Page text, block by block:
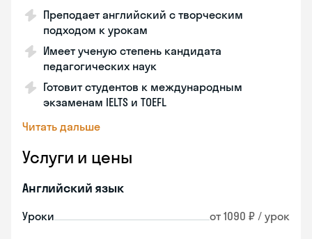
Преподает английский с творческим
подходом к урокам
Имеет ученую степень кандидата
педагогических наук
Готовит студентов к международным
экзаменам IELTS и TOEFL
Читать дальше
Услуги и цены
Английский язык
Уроки от 1090 ₽ / урок